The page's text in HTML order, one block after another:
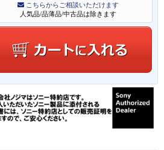
こちらからご相談いただけます
人気品/品薄品/中古品は除きます